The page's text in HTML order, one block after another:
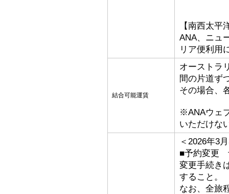
【南西太平
ANA、ニュ
リア便利用
結合可能運賃
オーストラ
間の片道ず
その場合、
※ANAウェ
いただけな
＜2026年3
■予約変更
変更手続き
すること。
なお、全旅